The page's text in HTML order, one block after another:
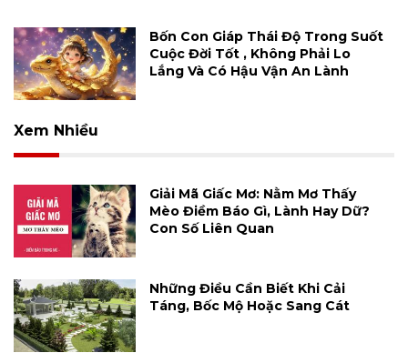
Bốn Con Giáp Thái Độ Trong Suốt
Cuộc Đời Tốt , Không Phải Lo
Lắng Và Có Hậu Vận An Lành
Xem Nhiều
Giải Mã Giấc Mơ: Nằm Mơ Thấy
Mèo Điềm Báo Gì, Lành Hay Dữ?
Con Số Liên Quan
Những Điều Cần Biết Khi Cải
Táng, Bốc Mộ Hoặc Sang Cát